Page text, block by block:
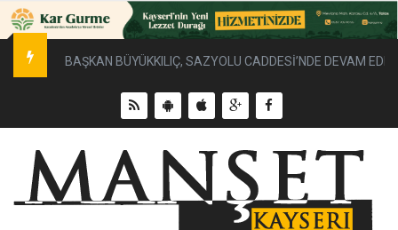
BAŞKAN BÜYÜKKILIÇ, SAZYOLU CADDESİ’NDE DEVAM